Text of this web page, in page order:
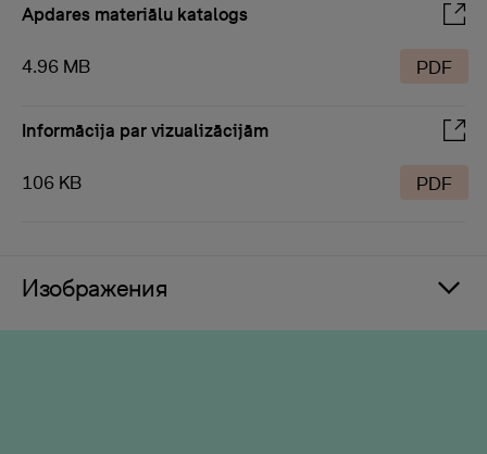
Apdares materiālu katalogs
4.96 MB PDF
Informācija par vizualizācijām
106 KB PDF
Изображения